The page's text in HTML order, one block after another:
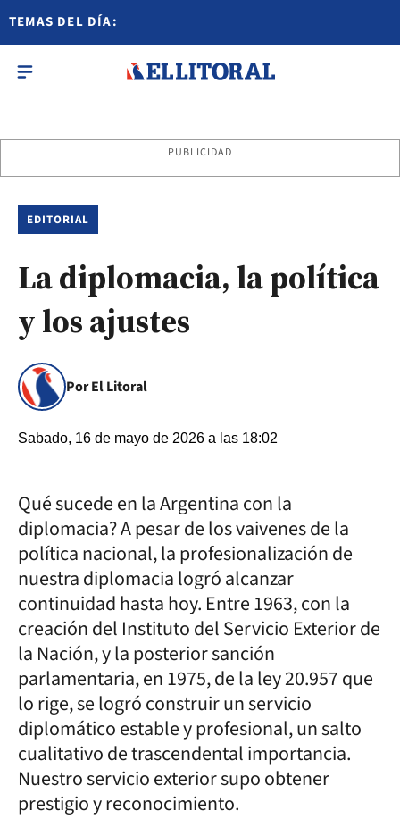
TEMAS DEL DÍA:
PUBLICIDAD
EDITORIAL
La diplomacia, la política
y los ajustes
Por El Litoral
Sabado, 16 de mayo de 2026 a las 18:02
Qué sucede en la Argentina con la
diplomacia? A pesar de los vaivenes de la
política nacional, la profesionalización de
nuestra diplomacia logró alcanzar
continuidad hasta hoy. Entre 1963, con la
creación del Instituto del Servicio Exterior de
la Nación, y la posterior sanción
parlamentaria, en 1975, de la ley 20.957 que
lo rige, se logró construir un servicio
diplomático estable y profesional, un salto
cualitativo de trascendental importancia.
Nuestro servicio exterior supo obtener
prestigio y reconocimiento.